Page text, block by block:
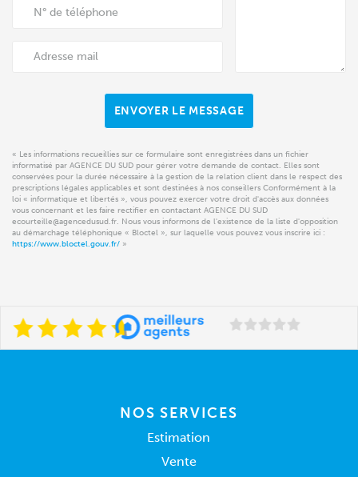
N° de téléphone
Adresse mail
ENVOYER LE MESSAGE
« Les informations recueillies sur ce formulaire sont enregistrées dans un fichier
informatisé par AGENCE DU SUD pour gérer votre demande de contact. Elles sont
conservées pour la durée nécessaire à la gestion de la relation client dans le respect des
prescriptions légales applicables et sont destinées à nos conseillers Conformément à la
loi « informatique et libertés », vous pouvez exercer votre droit d'accès aux données
vous concernant et les faire rectifier en contactant AGENCE DU SUD
ecourteille@agencedusud.fr. Nous vous informons de l'existence de la liste d'opposition
au démarchage téléphonique « Bloctel », sur laquelle vous pouvez vous inscrire ici :
https://www.bloctel.gouv.fr/ »
NOS SERVICES
Estimation
Vente